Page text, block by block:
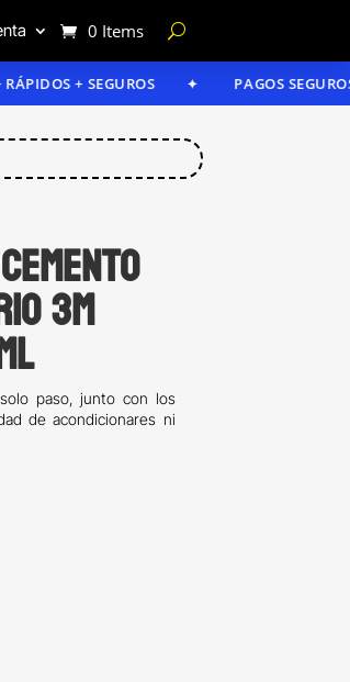
0 Items
+ SEGUROS PAGOS SEGUROS
3M
paso, junto con los
de acondicionares ni